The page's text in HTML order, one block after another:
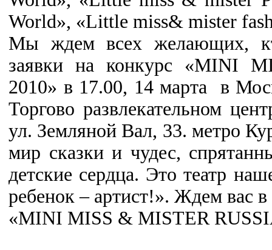
World», «Little miss& mister
Мы ждем всех желающих,
заявки на конкурс «MINI
2010» в 17.00, 14 марта в
Торгово развлекательном
ул. Земляной Вал, 33. метро
мир сказки и чудес,
детские сердца. Это театр
ребенок – артист!». Ждем вас
«MINI MISS & MISTER